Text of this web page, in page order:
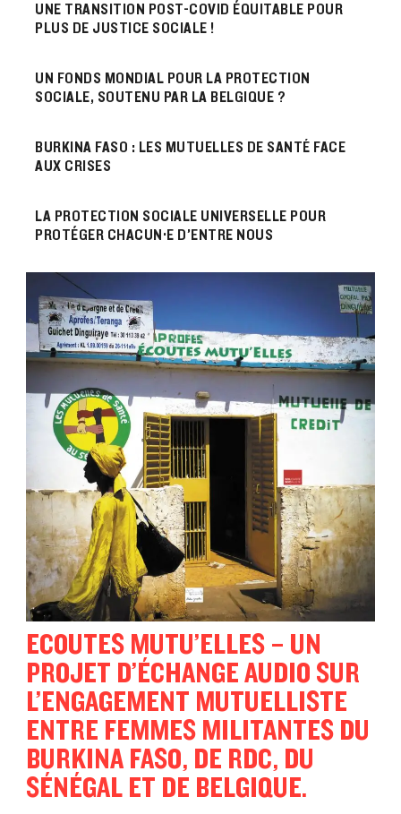
ECOUTES MUTU’ELLES – UN
PROJET D’ÉCHANGE AUDIO SUR
L’ENGAGEMENT MUTUELLISTE
ENTRE FEMMES MILITANTES DU
BURKINA FASO, DE RDC, DU
SÉNÉGAL ET DE BELGIQUE.
UNE TRANSITION POST-COVID ÉQUITABLE POUR
PLUS DE JUSTICE SOCIALE !
UN FONDS MONDIAL POUR LA PROTECTION
SOCIALE, SOUTENU PAR LA BELGIQUE ?
BURKINA FASO : LES MUTUELLES DE SANTÉ FACE
AUX CRISES
LA PROTECTION SOCIALE UNIVERSELLE POUR
PROTÉGER CHACUN·E D’ENTRE NOUS